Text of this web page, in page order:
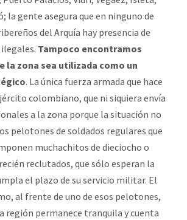
la gente asegura que en ninguno de
del Arquía hay presencia de
Tampoco encontramos
la zona sea utilizada como un
. La única fuerza armada que hace
colombiano, que ni siquiera envía
a la zona porque la situación no
pelotones de soldados regulares que
muchachitos de dieciocho o
reclutados, que sólo esperan la
el plazo de su servicio militar. El
al frente de uno de esos pelotones,
región permanece tranquila y cuenta